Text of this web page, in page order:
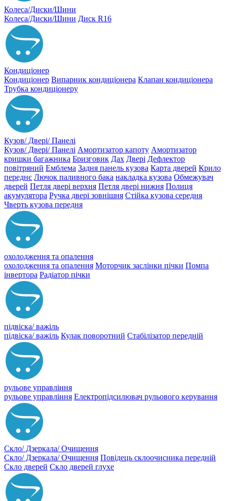
Колеса/Диски/Шини
Колеса/Диски/Шини Диск R16
Кондиціонер
Кондиціонер Випарник кондиціонера Клапан кондиціонера
Трубка кондиціонеру
Кузов/ Двері/ Панелі
Кузов/ Двері/ Панелі Амортизатор капоту Амортизатор
кришки багажника Бризговик Дах Двері Дефлектор
повітряний Емблема Задня панель кузова Карта дверей Крило
переднє Лючок паливного бака накладка кузова Обмежувач
дверей Петля двері верхня Петля двері нижня Полиця
акумулятора Ручка двері зовнішня Стійка кузова середня
Чверть кузова передня
охолодження та опалення
охолодження та опалення Моторчик заслінки пічки Помпа
інвертора Радіатор пічки
підвіска/ важіль
підвіска/ важіль Кулак поворотний Стабілізатор передній
рульове управління
рульове управління Електропідсилювач рульового керування
Скло/ Дзеркала/ Очищення
Скло/ Дзеркала/ Очищення Повідець склоочисника передній
Скло дверей Скло дверей глухе